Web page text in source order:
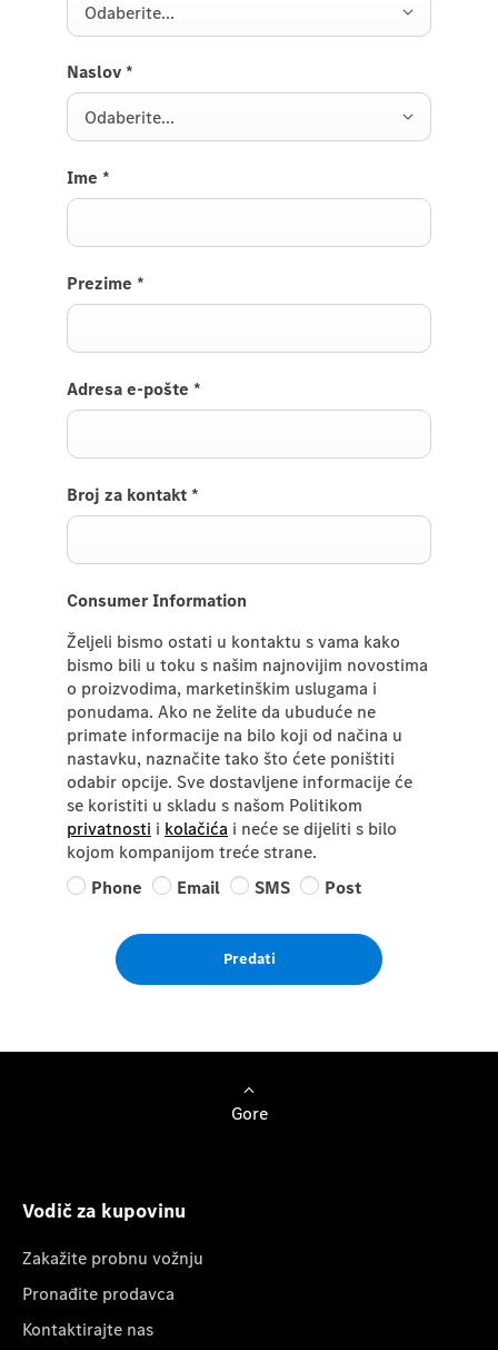
Odaberite...
Naslov *
Odaberite...
Ime *
Prezime *
Adresa e-pošte *
Broj za kontakt *
Consumer Information
Željeli bismo ostati u kontaktu s vama kako
bismo bili u toku s našim najnovijim novostima
o proizvodima, marketinškim uslugama i
ponudama. Ako ne želite da ubuduće ne
primate informacije na bilo koji od načina u
nastavku, naznačite tako što ćete poništiti
odabir opcije. Sve dostavljene informacije će
se koristiti u skladu s našom Politikom
privatnosti i kolačića i neće se dijeliti s bilo
kojom kompanijom treće strane.
Phone
Email SMS Post
Predati
Gore
Vodič za kupovinu
Zakažite probnu vožnju
Pronađite prodavca
Kontaktirajte nas